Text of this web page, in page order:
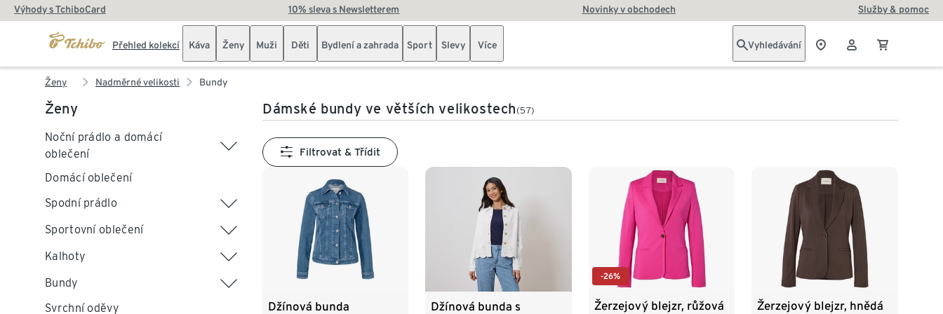
Výhody s TchiboCard 10% sleva s Newsletterem Novinky v obchodech Služby & pomoc
Přehled kolekcí Káva Ženy Muži Děti Bydlení a zahrada Sport Slevy Více Vyhledávání
Ženy Nadměrné velikosti Bundy
Ženy
Noční prádlo a domácí
oblečení
Domácí oblečení
Spodní prádlo
Sportovní oblečení
Kalhoty
Bundy
Svrchní oděvy
Dámské bundy ve větších velikostech(57)
Filtrovat & Třídit
Džínová bunda
Džínová bunda s
-26%
Žerzejový blejzr, růžová Žerzejový blejzr, hnědá